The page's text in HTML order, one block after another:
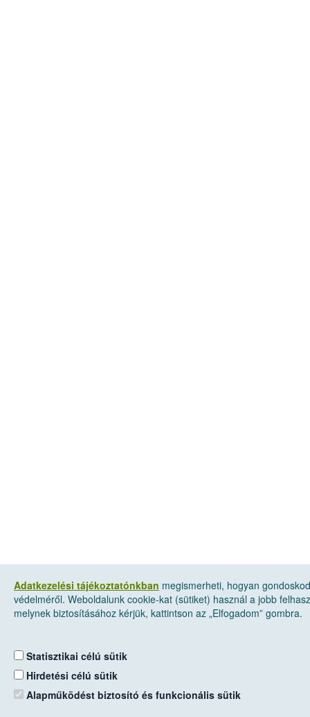
Adatkezelési tájékoztatónkban megismerheti, hogyan
védelméről. Weboldalunk cookie-kat (sütiket) használ a jobb
melynek biztosításához kérjük, kattintson az „Elfogadom” gombra.
Statisztikai célú sütik
Hirdetési célú sütik
Alapműködést biztosító és funkcionális sütik